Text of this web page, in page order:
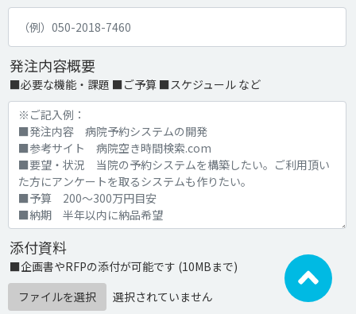
発注内容概要
■必要な機能・課題 ■ご予算 ■スケジュール など
添付資料
■企画書やRFPの添付が可能です (10MBまで)
ファイルを選択
選択されていません